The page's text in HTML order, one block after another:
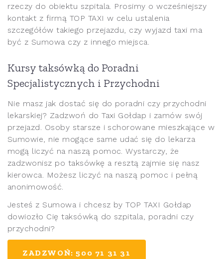
rzeczy do obiektu szpitala. Prosimy o wcześniejszy
kontakt z firmą TOP TAXI w celu ustalenia
szczegółów takiego przejazdu, czy wyjazd taxi ma
być z Sumowa czy z innego miejsca.
Kursy taksówką do Poradni
Specjalistycznych i Przychodni
Nie masz jak dostać się do poradni czy przychodni
lekarskiej? Zadzwoń do Taxi Gołdap i zamów swój
przejazd. Osoby starsze i schorowane mieszkające w
Sumowie, nie mogące same udać się do lekarza
mogą liczyć na naszą pomoc. Wystarczy, że
zadzwonisz po taksówkę a resztą zajmie się nasz
kierowca. Możesz liczyć na naszą pomoc i pełną
anonimowość.
Jesteś z Sumowa i chcesz by TOP TAXI Gołdap
dowiozło Cię taksówką do szpitala, poradni czy
przychodni?
ZADZWOŃ: 500 71 31 31